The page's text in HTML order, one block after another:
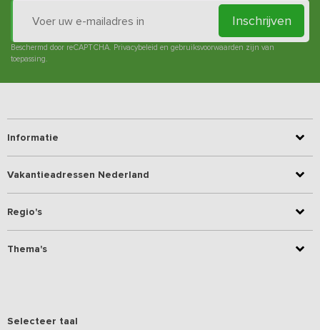
Inschrijven
Beschermd door reCAPTCHA. Privacybeleid en gebruiksvoorwaarden zijn van
toepassing.
Informatie
Vakantieadressen Nederland
Regio's
Thema's
Selecteer taal